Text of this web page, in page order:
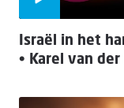
Israël in het
• Karel van der